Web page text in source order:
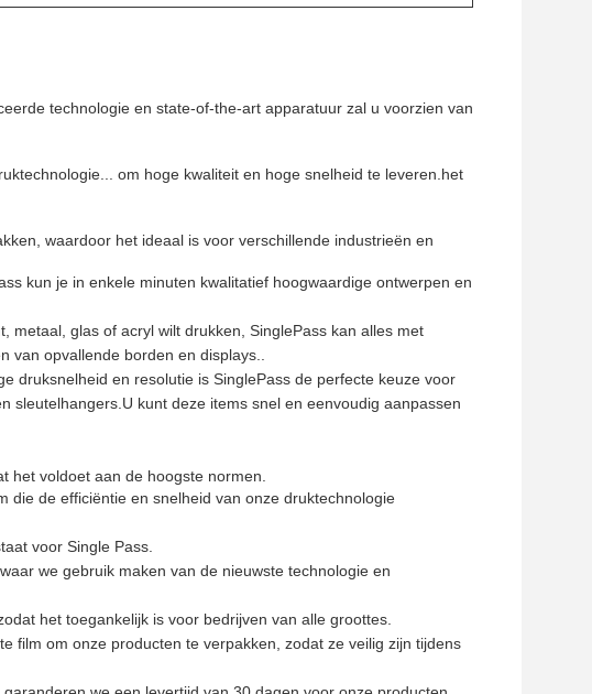
technologie en state-of-the-art apparatuur zal u voorzien van
om hoge kwaliteit en hoge snelheid te leveren.het
waardoor het ideaal is voor verschillende industrieën en
kun je in enkele minuten kwalitatief hoogwaardige ontwerpen en
metaal, glas of acryl wilt drukken, SinglePass kan alles met
opvallende borden en displays..
druksnelheid en resolutie is SinglePass de perfecte keuze voor
sleutelhangers.U kunt deze items snel en eenvoudig aanpassen
het voldoet aan de hoogste normen.
die de efficiëntie en snelheid van onze druktechnologie
voor Single Pass.
we gebruik maken van de nieuwste technologie en
het toegankelijk is voor bedrijven van alle groottes.
film om onze producten te verpakken, zodat ze veilig zijn tijdens